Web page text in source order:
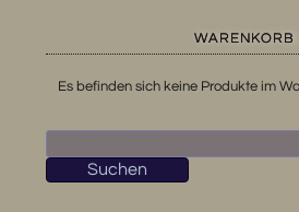
WARENKORB
Es befinden sich keine Produkte im
nach:
Suchen